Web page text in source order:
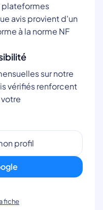
plateformes
avis provient d'un
à la norme NF
sur notre
vérifiés renforcent
profil
fiche